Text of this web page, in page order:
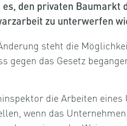
den privaten Baumarkt
zu unterwerfen
steht die
gegen das Gesetz
die Arbeiten
wenn das